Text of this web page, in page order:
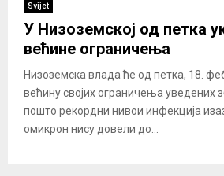
Svijet
У Низоземској од петка
већине ограничења
Низоземска влада ће од петка, 18.
већину својих ограничења уведених
пошто рекордни нивои инфекција
омикрон нису довели до...